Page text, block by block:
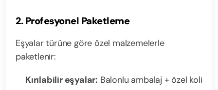
2. Profesyonel Paketleme
Eşyalar türüne göre özel malzemelerle
paketlenir:
Kırılabilir eşyalar: Balonlu ambalaj + özel koli